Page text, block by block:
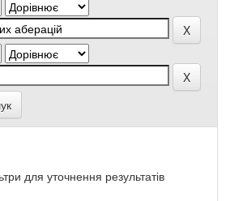
для уточнення результатів